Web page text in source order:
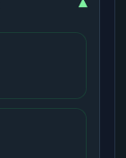
▾